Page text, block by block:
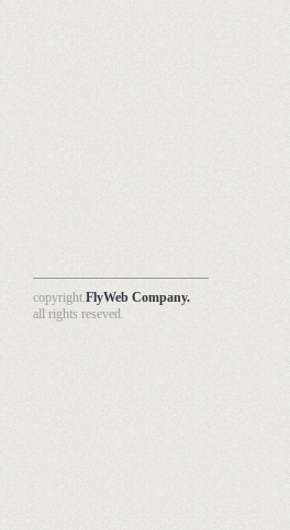
copyright.FlyWeb Company.
all rights reseved.